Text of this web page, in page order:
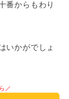
番からもわり
いかがでしょ
／